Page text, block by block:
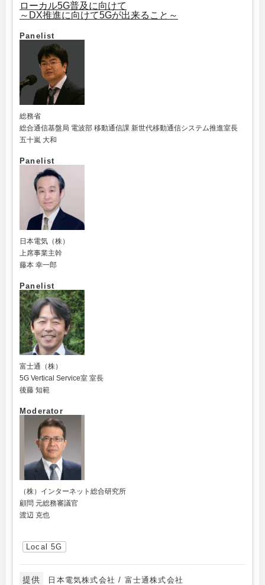
ローカル5G普及に向けて
～DX推進に向けて5Gが出来ること～
Panelist
総務省
総合通信基盤局 電波部 移動通信課 新世代移動通信システム推進室長
五十嵐 大和
Panelist
日本電気（株）
上席事業主幹
藤本 幸一郎
Panelist
富士通（株）
5G Vertical Service室 室長
後藤 知範
Moderator
（株）インターネット総合研究所
顧問 元総務審議官
渡辺 克也
Local 5G
提供 日本電気株式会社 / 富士通株式会社